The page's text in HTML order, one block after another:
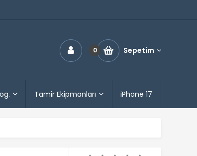
0 Sepetim
Tamir Ekipmanları iPhone 17